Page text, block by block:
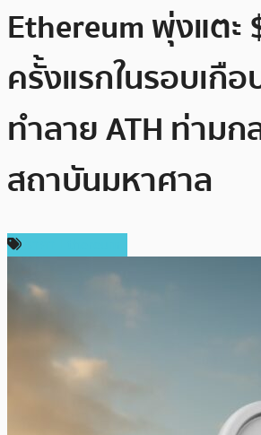
Ethereum พุ่งแตะ
ครั้งแรกในรอบเกื
ทำลาย ATH ท่ามก
สถาบันมหาศาล